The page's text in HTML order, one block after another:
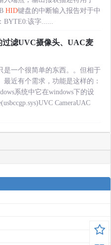
HID键盘的中断输入报告对于中
该字......
过滤UVC摄像头、UAC麦
是一个很简单的东西。。但相于
近有个需求，功能是这样的：
系统中它在windows下的设
CameraUAC